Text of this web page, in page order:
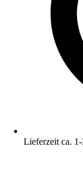
Lieferzeit ca.